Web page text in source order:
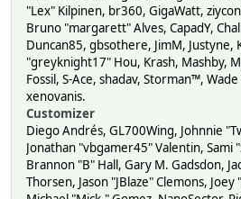
"Lex" Kilpinen, br360, GigaWatt,
Bruno "margarett" Alves, CapadY,
Duncan85, gbsothere, JimM, Justyne,
"greyknight17" Hou, Krash, Mashby,
Fossil, S-Ace, shadav, Storman™,
xenovanis.
Customizer
Diego Andrés, GL700Wing, Johnnie
Jonathan "vbgamer45" Valentin, Sami
Brannon "B" Hall, Gary M. Gadsdon,
Thorsen, Jason "JBlaze" Clemons, Joey